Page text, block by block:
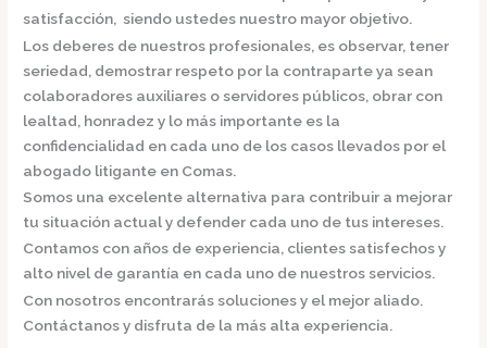
satisfacción, siendo ustedes nuestro mayor objetivo.
Los deberes de nuestros profesionales, es observar, tener
seriedad, demostrar respeto por la contraparte ya sean
colaboradores auxiliares o servidores públicos, obrar con
lealtad, honradez y lo más importante es la
confidencialidad en cada uno de los casos llevados por el
abogado litigante en Comas.
Somos una excelente alternativa para contribuir a mejorar
tu situación actual y defender cada uno de tus intereses.
Contamos con años de experiencia, clientes satisfechos y
alto nivel de garantía en cada uno de nuestros servicios.
Con nosotros encontrarás soluciones y el mejor aliado.
Contáctanos y disfruta de la más alta experiencia.